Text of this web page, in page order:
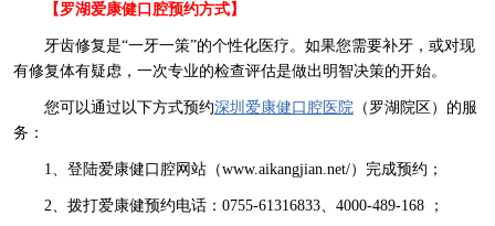
【罗湖爱康健口腔预约方式】
牙齿修复是“一牙一策”的个性化医疗。如果您需要补牙，或对现
有修复体有疑虑，一次专业的检查评估是做出明智决策的开始。
您可以通过以下方式预约深圳爱康健口腔医院（罗湖院区）的服
务：
1、登陆爱康健口腔网站（www.aikangjian.net/）完成预约；
2、拨打爱康健预约电话：0755-61316833、4000-489-168 ；